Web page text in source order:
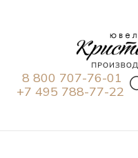
8 800 707-76-01
+7 495 788-77-22